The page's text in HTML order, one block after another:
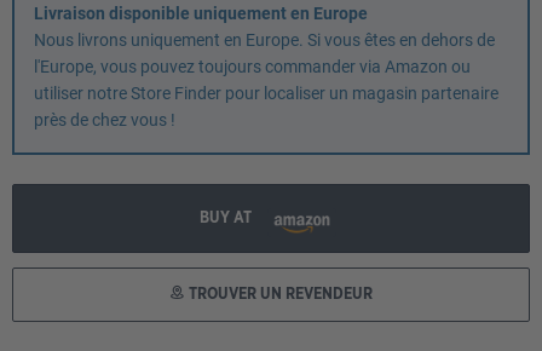
Livraison disponible uniquement en Europe
Nous livrons uniquement en Europe. Si vous êtes en dehors de
l'Europe, vous pouvez toujours commander via Amazon ou
utiliser notre Store Finder pour localiser un magasin partenaire
près de chez vous !
BUY AT
TROUVER UN REVENDEUR